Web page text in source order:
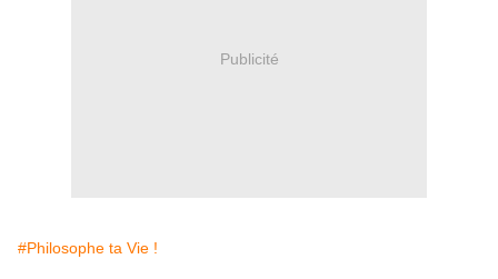
Publicité
#Philosophe ta Vie !